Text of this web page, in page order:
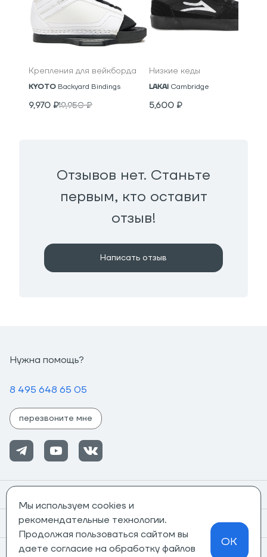
Крепления для вейкборда
KYOTO Backyard Bindings
9,970 ₽19,950₽
Низкие кеды
LAKAI Cambridge
5,600 ₽
Отзывов нет. Станьте
первым, кто оставит
отзыв!
Написать отзыв
Нужна помощь?
8 495 648 65 05
перезвоните мне
Информация
О компании
Мы используем cookies и
рекомендательные технологии.
Продолжая пользоваться сайтом вы
даете согласие на обработку файлов
OK